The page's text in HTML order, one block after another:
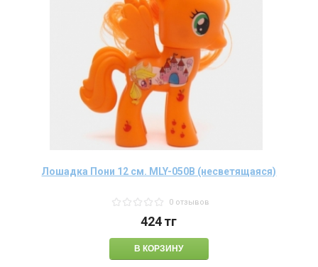
Лошадка Пони 12 см. MLY-050В (несветящаяся)
0 отзывов
424тг